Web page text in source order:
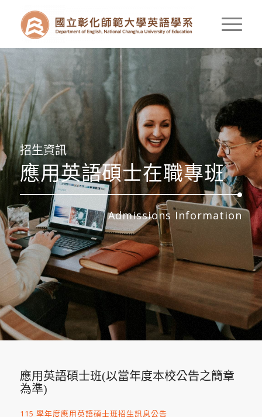
招生資訊
應用英語碩士在職專班
Admissions Information
應用英語碩士班(以當年度本校公告之簡章
為準)
115 學年度應用英語碩士班招生訊息公告